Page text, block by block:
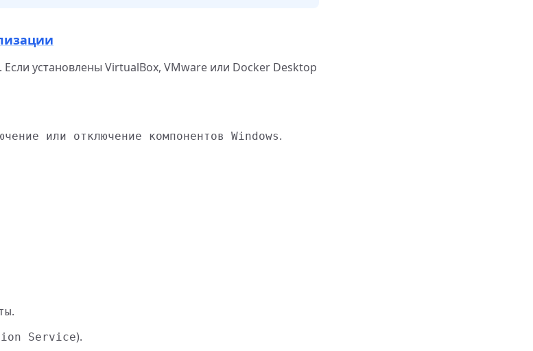
установлены VirtualBox, VMware или Docker Desktop
или отключение компонентов Windows.
.
Service).